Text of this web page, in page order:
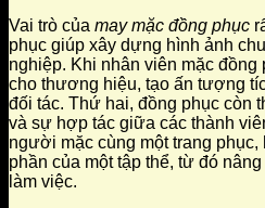
Vai trò của may mặc đồng phục
phục giúp xây dựng hình ảnh
nghiệp. Khi nhân viên mặc
cho thương hiệu, tạo ấn tượng
đối tác. Thứ hai, đồng phục còn
và sự hợp tác giữa các thành
người mặc cùng một trang phục,
phần của một tập thể, từ đó
làm việc.